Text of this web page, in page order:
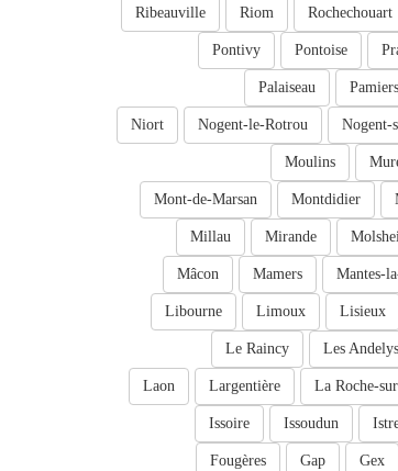
Rochechouart
Riom
Ribeauville
Pontoise
Pontivy
Pamiers
Palaiseau
Nogent-
Nogent-le-Rotrou
Niort
Moulins
Montdidier
Mont-de-Marsan
Mirande
Millau
Mantes-
Mamers
Mâcon
Lisieux
Limoux
Libourne
Les Andelys
Le Raincy
La Roche-
Largentière
Laon
Issoudun
Issoire
Gex
Gap
Fougères